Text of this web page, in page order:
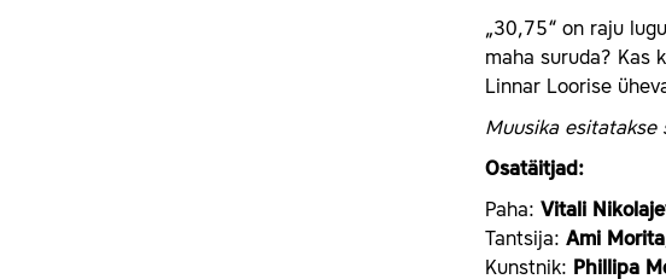
„30,75“ on raju
maha suruda? Kas
Linnar Loorise
Muusika esitatakse
Osatäitjad:
Paha: Vitali
Tantsija: Ami
Kunstnik: Phillipa